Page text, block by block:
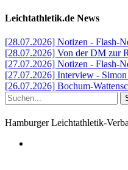
Leichtathletik.de News
[28.07.2026] Notizen - Flash-
[28.07.2026] Von der DM zur
[27.07.2026] Notizen - Flash-
[27.07.2026] Interview -
[26.07.2026] Bochum-
Hamburger Leichtathletik-